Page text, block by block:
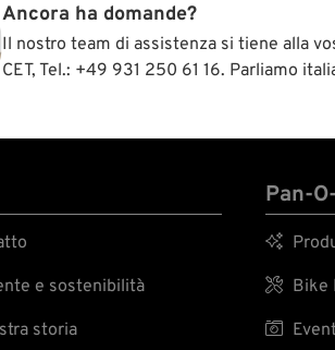
Ancora ha domande?
Il nostro team di assistenza si tiene alla
CET, Tel.: +49 931 250 61 16. Parliamo
e sostenibilità
storia
Pan-

 Bike
